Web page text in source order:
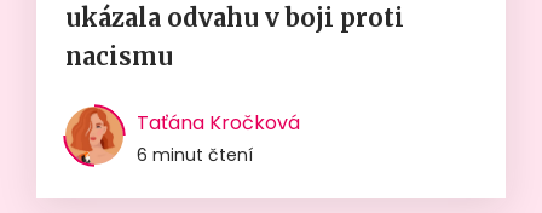
ukázala odvahu v boji proti
nacismu
Taťána Kročková
6 minut čtení